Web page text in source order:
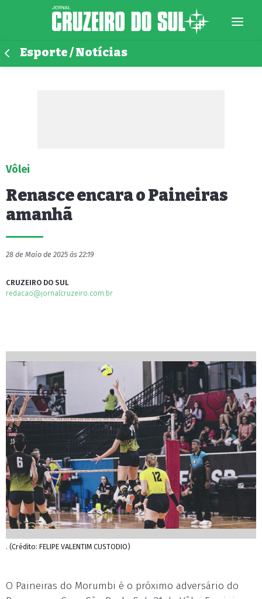
Esporte / Notícias
Vôlei
Renasce encara o Paineiras
amanhã
28 de Maio de 2025 às 22:19
CRUZEIRO DO SUL
redacao@jornalcruzeiro.com.br
. (Crédito: FELIPE VALENTIM CUSTODIO)
O Paineiras do Morumbi é o próximo adversário do